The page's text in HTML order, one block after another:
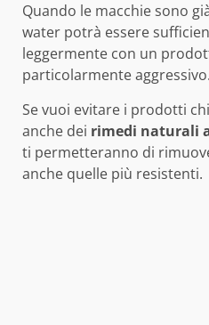
Quando le macchie sono
water potrà essere
leggermente con un
particolarmente aggressivo.
Se vuoi evitare i prodotti
anche dei rimedi naturali
ti permetteranno di
anche quelle più resistenti.